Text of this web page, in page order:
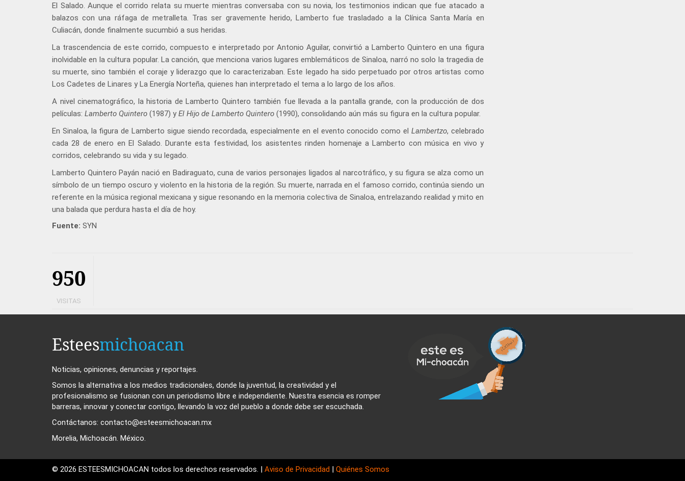
El Salado. Aunque el corrido relata su muerte mientras conversaba con su novia, los testimonios indican que fue atacado a
balazos con una ráfaga de metralleta. Tras ser gravemente herido, Lamberto fue trasladado a la Clínica Santa María en
Culiacán, donde finalmente sucumbió a sus heridas.
La trascendencia de este corrido, compuesto e interpretado por Antonio Aguilar, convirtió a Lamberto Quintero en una figura
inolvidable en la cultura popular. La canción, que menciona varios lugares emblemáticos de Sinaloa, narró no solo la tragedia de
su muerte, sino también el coraje y liderazgo que lo caracterizaban. Este legado ha sido perpetuado por otros artistas como
Los Cadetes de Linares y La Energía Norteña, quienes han interpretado el tema a lo largo de los años.
A nivel cinematográfico, la historia de Lamberto Quintero también fue llevada a la pantalla grande, con la producción de dos
películas: Lamberto Quintero (1987) y El Hijo de Lamberto Quintero (1990), consolidando aún más su figura en la cultura popular.
En Sinaloa, la figura de Lamberto sigue siendo recordada, especialmente en el evento conocido como el Lambertzo, celebrado
cada 28 de enero en El Salado. Durante esta festividad, los asistentes rinden homenaje a Lamberto con música en vivo y
corridos, celebrando su vida y su legado.
Lamberto Quintero Payán nació en Badiraguato, cuna de varios personajes ligados al narcotráfico, y su figura se alza como un
símbolo de un tiempo oscuro y violento en la historia de la región. Su muerte, narrada en el famoso corrido, continúa siendo un
referente en la música regional mexicana y sigue resonando en la memoria colectiva de Sinaloa, entrelazando realidad y mito en
una balada que perdura hasta el día de hoy.
Fuente: SYN
950
VISITAS
Esteesmichoacan
Noticias, opiniones, denuncias y reportajes.
Somos la alternativa a los medios tradicionales, donde la juventud, la creatividad y el
profesionalismo se fusionan con un periodismo libre e independiente. Nuestra esencia es romper
barreras, innovar y conectar contigo, llevando la voz del pueblo a donde debe ser escuchada.
Contáctanos: contacto@esteesmichoacan.mx
Morelia, Michoacán. México.
© 2026 ESTEESMICHOACAN todos los derechos reservados. | Aviso de Privacidad | Quiénes Somos